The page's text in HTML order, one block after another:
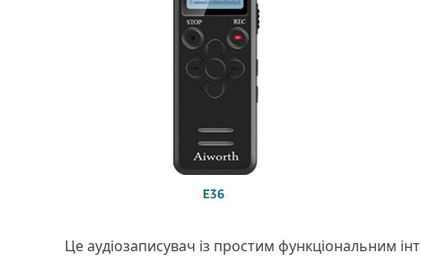
Це аудіозаписувач із простим функціональним